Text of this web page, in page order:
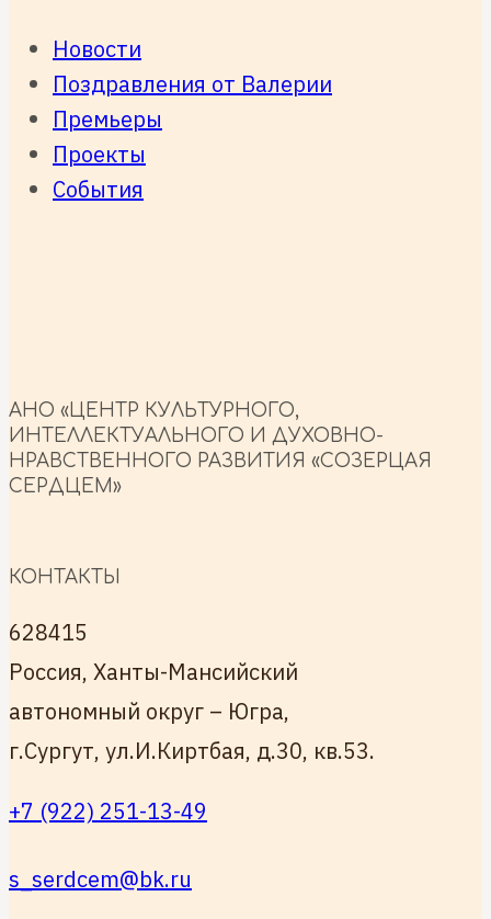
Новости
Поздравления от Валерии
Премьеры
Проекты
События
АНО «ЦЕНТР КУЛЬТУРНОГО,
ИНТЕЛЛЕКТУАЛЬНОГО И ДУХОВНО-
НРАВСТВЕННОГО РАЗВИТИЯ «СОЗЕРЦАЯ
СЕРДЦЕМ»
КОНТАКТЫ
628415
Россия, Ханты-Мансийский
автономный округ – Югра,
г.Сургут, ул.И.Киртбая, д.30, кв.53.
+7 (922) 251-13-49
s_serdcem@bk.ru